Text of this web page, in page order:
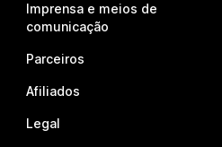
Imprensa e meios de
comunicação
Parceiros
Afiliados
Legal